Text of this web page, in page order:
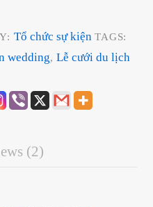
Tổ chức sự kiện TAGS:
wedding,Lễ cưới du lịch
(2)